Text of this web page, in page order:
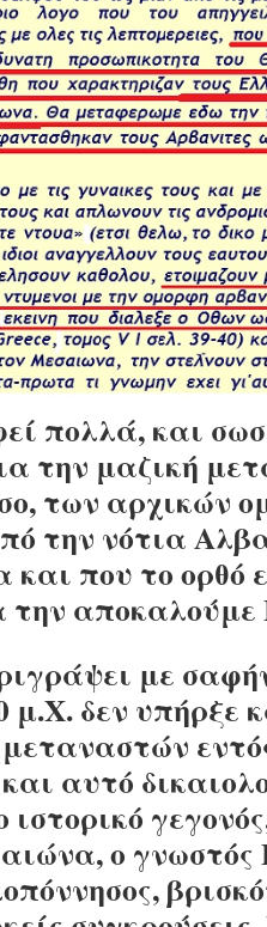
πολλά, και
την μαζική
των αρχικών
την νότια
και που το ορθό
την αποκαλούμε
με
μ.Χ. δεν
μεταναστών
αυτό
ο